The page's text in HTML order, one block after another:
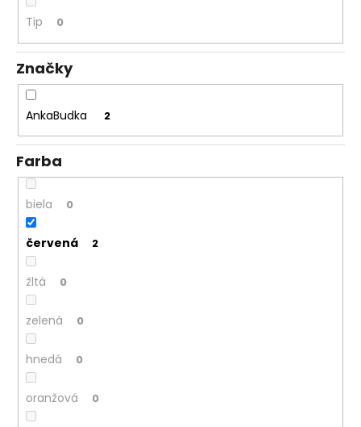
Tip 0
Značky
AnkaBudka 2
Farba
biela 0
červená 2
žltá 0
zelená 0
hnedá 0
oranžová 0
á
j
s
ť
?
O
d
p
o
ú
a
m